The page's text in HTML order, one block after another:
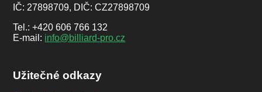
IČ: 27898709, DIČ: CZ27898709
Tel.: +420 606 766 132
E-mail: info@billiard-pro.cz
Užitečné odkazy